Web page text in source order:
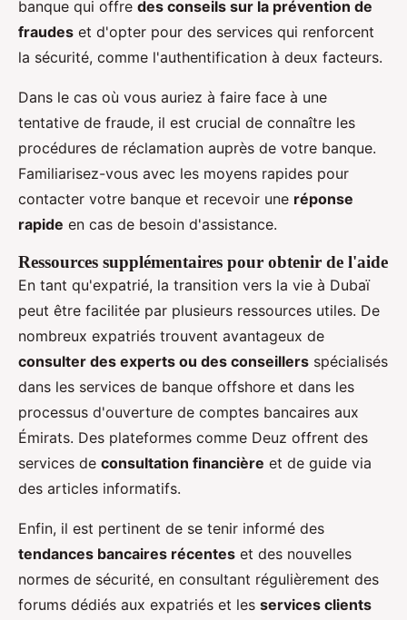
banque qui offre des conseils sur la prévention de
fraudes et d'opter pour des services qui renforcent
la sécurité, comme l'authentification à deux facteurs.
Dans le cas où vous auriez à faire face à une
tentative de fraude, il est crucial de connaître les
procédures de réclamation auprès de votre banque.
Familiarisez-vous avec les moyens rapides pour
contacter votre banque et recevoir une réponse
rapide en cas de besoin d'assistance.
Ressources supplémentaires pour obtenir de l'aide
En tant qu'expatrié, la transition vers la vie à Dubaï
peut être facilitée par plusieurs ressources utiles. De
nombreux expatriés trouvent avantageux de
consulter des experts ou des conseillers spécialisés
dans les services de banque offshore et dans les
processus d'ouverture de comptes bancaires aux
Émirats. Des plateformes comme Deuz offrent des
services de consultation financière et de guide via
des articles informatifs.
Enfin, il est pertinent de se tenir informé des
tendances bancaires récentes et des nouvelles
normes de sécurité, en consultant régulièrement des
forums dédiés aux expatriés et les services clients